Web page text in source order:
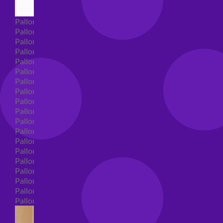
Palloncini Super Shape
Palloncini nascita super shape
Palloncini Battesimo super shape
Palloncini primo compleanno super shape
Palloncini personaggi super shape
Palloncini Comunione super shape
Palloncini cresima super shape
Palloncini laurea super shape
Palloncini compleanno super shape
Palloncini 18 anni super shape
Palloncini 30 anni super shape
Palloncini Altre ricorrenze super shape
Palloncini 40 anni super shape
Palloncini Animali super shape
Palloncini 50 anni super shape
Palloncini 60/70/80/90/100 anni super shape
Palloncini matrimonio super shape
Palloncini anniversario super shape
Palloncini generici super shape